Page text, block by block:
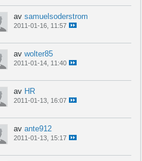
av samuelsoderstrom
2011-01-16, 11:57
av wolter85
2011-01-14, 11:40
av HR
2011-01-13, 16:07
av ante912
2011-01-13, 15:17